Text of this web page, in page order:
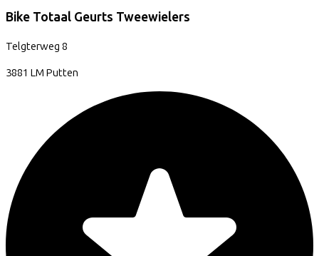
Bike Totaal Geurts Tweewielers
Telgterweg 8
3881 LM Putten